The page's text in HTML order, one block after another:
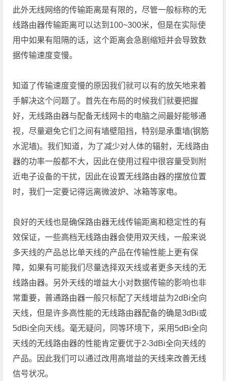
此外无线网络的传输距离是有限的，尽管一般标称的无
线路由器传输距离可以达到100~300米，但是在实际使
用中如果有阻隔的话，这个距离会急剧缩短并会导致数
据传输速度变慢。
知道了传输速度变慢的原因我们就可以有的放矢地来着
手解决这个问题了。首先在布局的时候我们就要把握
好，无线路由器与配备无线网卡的电脑之间最好能够通
视，尽量避免它们之间有墙壁阻挡，特别是承重墙(钢筋
水泥墙)。我们知道，为了减少对人体的辐射，无线路由
器的功率一般都不大，因此在使用过程中很容量受到附
近电子设备的干扰，因此在设置无线路由器的摆放位置
时，我们一定要记得远离微波炉、冰箱等家电。
良好的天线也是确保路由器无线传输距离和稳定性的有
效保证，一些高档无线路由器会使用双天线，一般来说
多天线的产品总比单天线的产品在传输性能上更有保
障，如果有可能我们尽量选择双天线或者更多天线的无
线路由器。另外天线的增益大小对数据传输的影响也非
常重要，普通路由器一般只标配了天线增益为2dBi全向
天线，但是许多高性能的无线路由器配备的确是3dBi或
5dBi全向天线。毫无疑问，同等环境下，采用5dBi全向
天线的无线路由器的性能肯定要优于2-3dBi全向天线的
产品。因此我们可以通过改用高增益的天线来改善无线
信号状况。